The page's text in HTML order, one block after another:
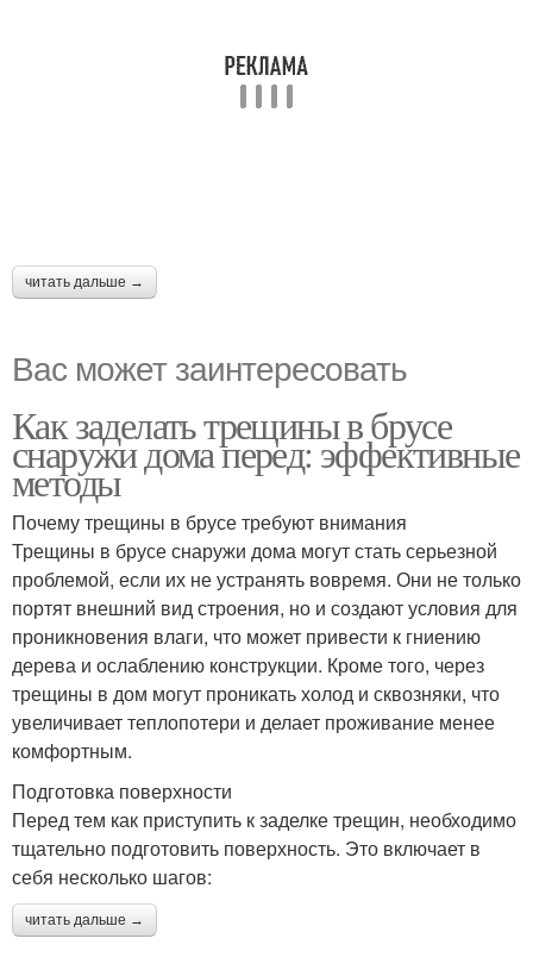
читать дальше →
Вас может заинтересовать
Как заделать трещины в брусе
снаружи дома перед: эффективные
методы
Почему трещины в брусе требуют внимания
Трещины в брусе снаружи дома могут стать серьезной
проблемой, если их не устранять вовремя. Они не только
портят внешний вид строения, но и создают условия для
проникновения влаги, что может привести к гниению
дерева и ослаблению конструкции. Кроме того, через
трещины в дом могут проникать холод и сквозняки, что
увеличивает теплопотери и делает проживание менее
комфортным.
Подготовка поверхности
Перед тем как приступить к заделке трещин, необходимо
тщательно подготовить поверхность. Это включает в
себя несколько шагов:
читать дальше →